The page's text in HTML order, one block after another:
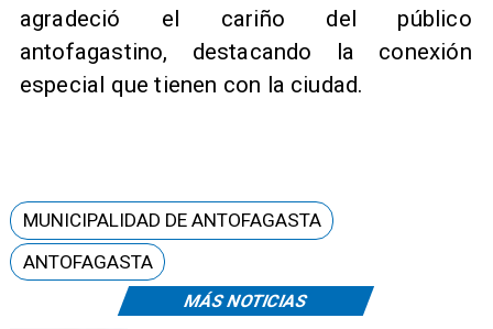
agradeció el cariño del público
antofagastino, destacando la conexión
especial que tienen con la ciudad.
MÁS NOTICIAS
MUNICIPALIDAD DE ANTOFAGASTA
ANTOFAGASTA